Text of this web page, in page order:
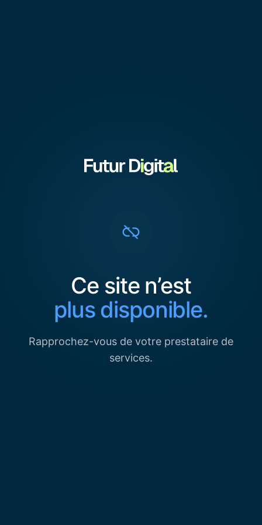
Ce site n’est
plus disponible.
Rapprochez-vous de votre prestataire de
services.